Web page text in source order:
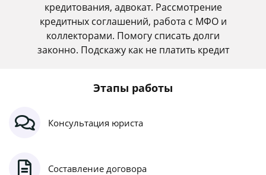
кредитования, адвокат. Рассмотрение
кредитных соглашений, работа с МФО и
коллекторами. Помогу списать долги
законно. Подскажу как не платить кредит
Этапы работы
Консультация юриста
Составление договора